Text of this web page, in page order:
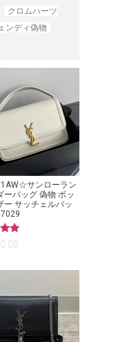
クロムハーツ
ンディ偽物
サンローラン
ーバッグ 偽物 ボッ
ー サッチェルバッ